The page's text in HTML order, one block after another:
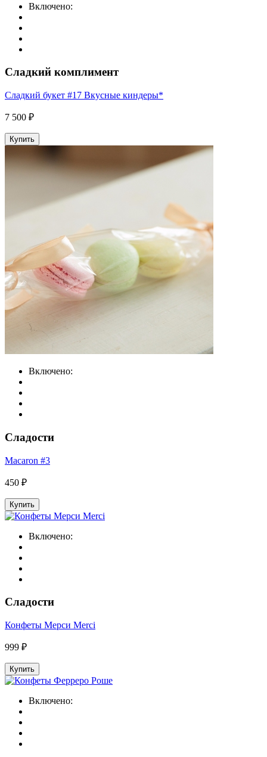
Включено:
Сладкий комплимент
Сладкий букет #17 Вкусные киндеры*
7 500 ₽
Купить
Включено:
Сладости
Macaron #3
450 ₽
Купить
Включено:
Сладости
Конфеты Мерси Merci
999 ₽
Купить
Включено: